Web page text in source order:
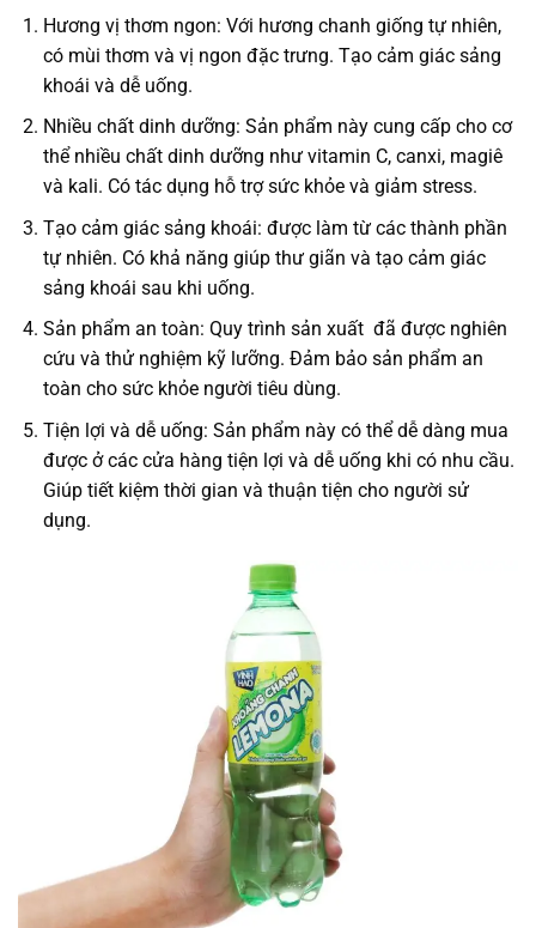
Hương vị thơm ngon: Với hương chanh giống tự nhiên,
có mùi thơm và vị ngon đặc trưng. Tạo cảm giác sảng
khoái và dễ uống.
Nhiều chất dinh dưỡng: Sản phẩm này cung cấp cho cơ
thể nhiều chất dinh dưỡng như vitamin C, canxi, magiê
và kali. Có tác dụng hỗ trợ sức khỏe và giảm stress.
Tạo cảm giác sảng khoái: được làm từ các thành phần
tự nhiên. Có khả năng giúp thư giãn và tạo cảm giác
sảng khoái sau khi uống.
Sản phẩm an toàn: Quy trình sản xuất đã được nghiên
cứu và thử nghiệm kỹ lưỡng. Đảm bảo sản phẩm an
toàn cho sức khỏe người tiêu dùng.
Tiện lợi và dễ uống: Sản phẩm này có thể dễ dàng mua
được ở các cửa hàng tiện lợi và dễ uống khi có nhu cầu.
Giúp tiết kiệm thời gian và thuận tiện cho người sử
dụng.